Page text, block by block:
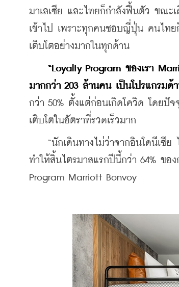
มาเลเซีย และไทยก็กำลังฟื้นตัว ขณะ
เข้าไป เพราะทุกคนชอบญี่ปุ่น คนไท
เติบโตอย่างมากในทุกด้าน
“Loyalty Program ของเรา
มากกว่า 203 ล้านคน เป็นโปรแกรมด้
กว่า 50% ตั้งแต่ก่อนเกิดโควิด โดยปั
เติบโตในอัตราที่รวดเร็วมาก
“นักเดินทางไม่ว่าจากอินโดนีเซีย
ทำให้สิ้นไตรมาสแรกปีนี้กว่า 64% ขอ
Program Marriott Bonvoy